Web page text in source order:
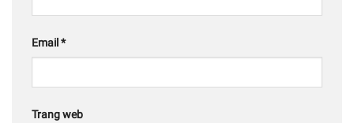
Email *
Trang web